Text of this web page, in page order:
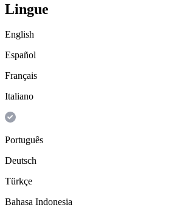
Lingue
English
Español
Français
Italiano
Português
Deutsch
Türkçe
Bahasa Indonesia